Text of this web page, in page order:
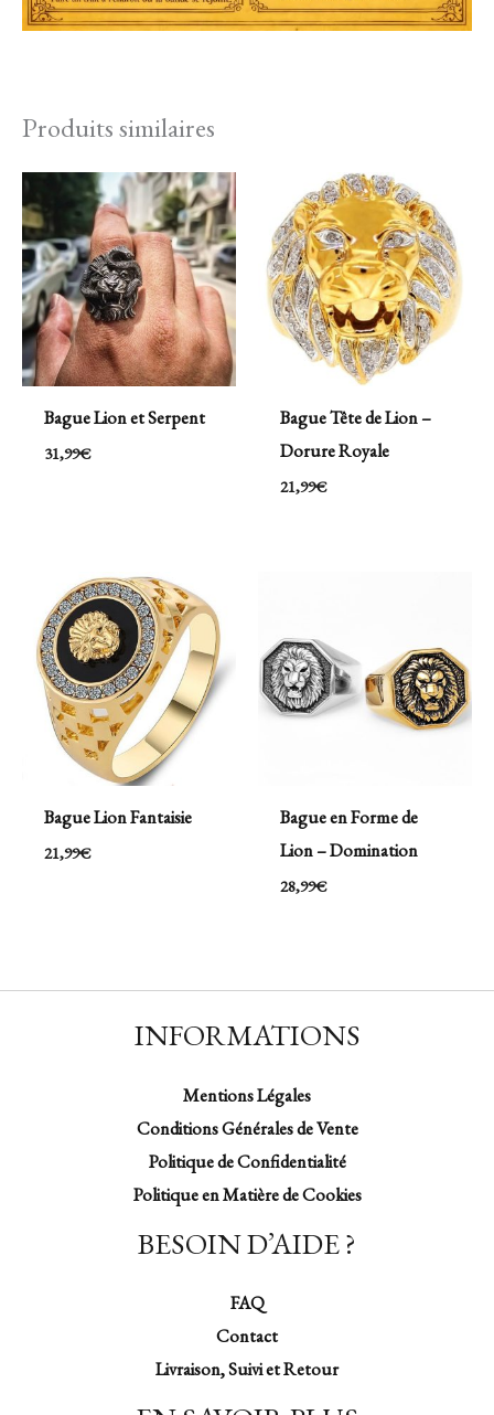
Produits similaires
Bague Lion et Serpent
31,99€
Bague Tête de Lion –
Dorure Royale
21,99€
Bague Lion Fantaisie
21,99€
Bague en Forme de
Lion – Domination
28,99€
INFORMATIONS
Mentions Légales
Conditions Générales de Vente
Politique de Confidentialité
Politique en Matière de Cookies
BESOIN D’AIDE ?
FAQ
Contact
Livraison, Suivi et Retour